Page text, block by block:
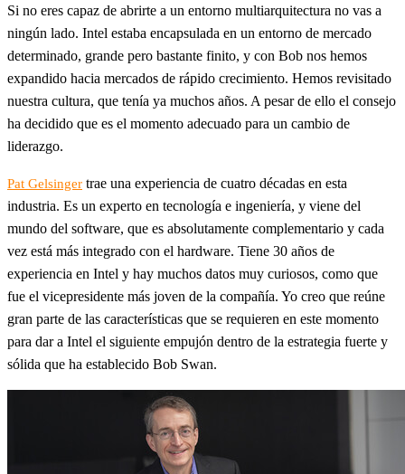
Si no eres capaz de abrirte a un entorno multiarquitectura no vas a
ningún lado. Intel estaba encapsulada en un entorno de mercado
determinado, grande pero bastante finito, y con Bob nos hemos
expandido hacia mercados de rápido crecimiento. Hemos revisitado
nuestra cultura, que tenía ya muchos años. A pesar de ello el consejo
ha decidido que es el momento adecuado para un cambio de
liderazgo.
Pat Gelsinger trae una experiencia de cuatro décadas en esta
industria. Es un experto en tecnología e ingeniería, y viene del
mundo del software, que es absolutamente complementario y cada
vez está más integrado con el hardware. Tiene 30 años de
experiencia en Intel y hay muchos datos muy curiosos, como que
fue el vicepresidente más joven de la compañía. Yo creo que reúne
gran parte de las características que se requieren en este momento
para dar a Intel el siguiente empujón dentro de la estrategia fuerte y
sólida que ha establecido Bob Swan.